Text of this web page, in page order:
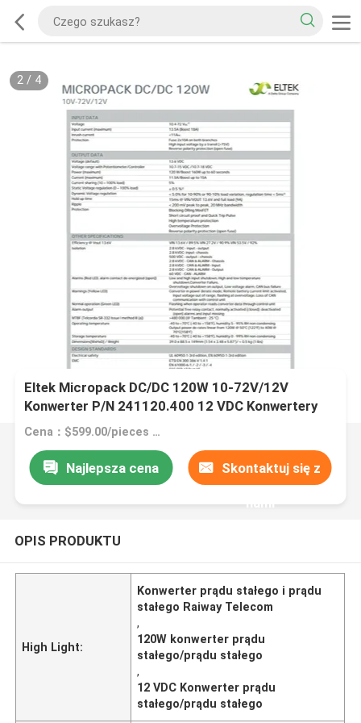
2/ 4
Eltek Micropack DC/DC 120W 10-72V/12V
Konwerter P/N 241120.400 12 VDC Konwertery
dla Raiway Telecom
Cena：$599.00/pieces 1-9 pieces
Najlepsza cena Skontaktuj się z
nami
OPIS PRODUKTU
High Light:
Konwerter prądu stałego i prądu
stałego Raiway Telecom
,
120W konwerter prądu
stałego/prądu stałego
,
12 VDC Konwerter prądu
stałego/prądu stałego